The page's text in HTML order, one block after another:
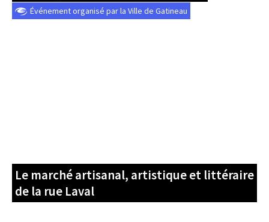
Événement organisé par la Ville de Gatineau
Le marché artisanal, artistique et littéraire
de la rue Laval